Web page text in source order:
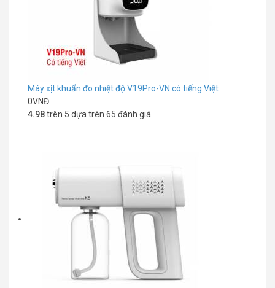
Máy xịt khuẩn đo nhiệt độ V19Pro-VN có tiếng Việt
0VNĐ
4.98trên 5 dựa trên 65 đánh giá